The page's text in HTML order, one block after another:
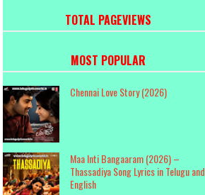
TOTAL PAGEVIEWS
MOST POPULAR
Chennai Love Story (2026)
Maa Inti Bangaaram (2026) –
Thassadiya Song Lyrics in Telugu and
English